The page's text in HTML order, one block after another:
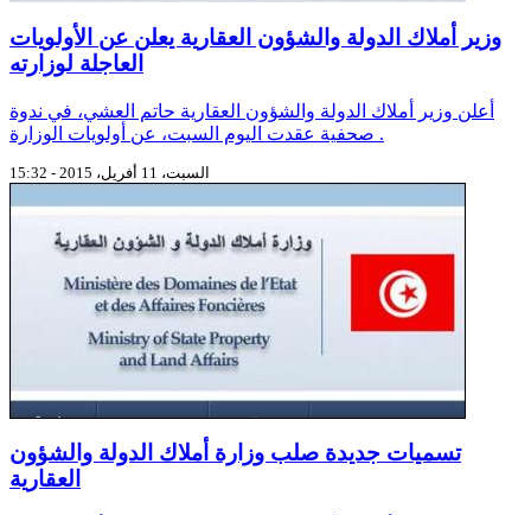
وزير أملاك الدولة والشؤون العقارية يعلن عن الأولويات
العاجلة لوزارته
أعلن وزير أملاك الدولة والشؤون العقارية حاتم العشي، في ندوة
صحفية عقدت اليوم السبت، عن أولويات الوزارة .
السبت، 11 أفريل، 2015 - 15:32
تسميات جديدة صلب وزارة أملاك الدولة والشؤون
العقارية